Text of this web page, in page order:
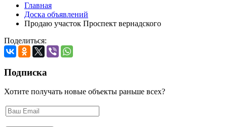
Главная
Доска объявлений
Продаю участок Проспект вернадского
Поделиться:
Подписка
Хотите получать новые объекты раньше всех?